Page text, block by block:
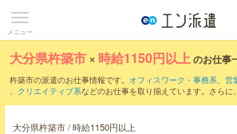
メニュー
大分県杵築市 × 時給1150円以上のお仕事
杵築市の派遣のお仕事情報です。 オフィスワーク・事務系、 営
、 クリエイティブ系などのお仕事を取り揃えています。さらに、
大分県杵築市 / 時給1150円以上